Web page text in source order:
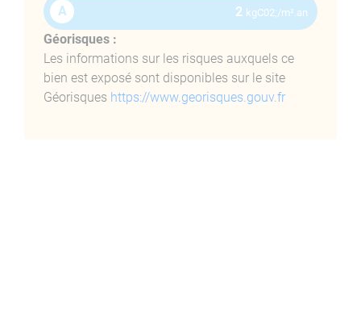
dégagement (1.86 m²), un WC avec lave mains (1.93
m²) et une deuxième chambre avec grand dressing
(20.81 m²) et sa salle de bains + douche (7.12 m²)
A 2 kgC02;/m².an
Géorisques :
Les informations sur les risques auxquels ce
bien est exposé sont disponibles sur le site
Géorisques https://www.georisques.gouv.fr